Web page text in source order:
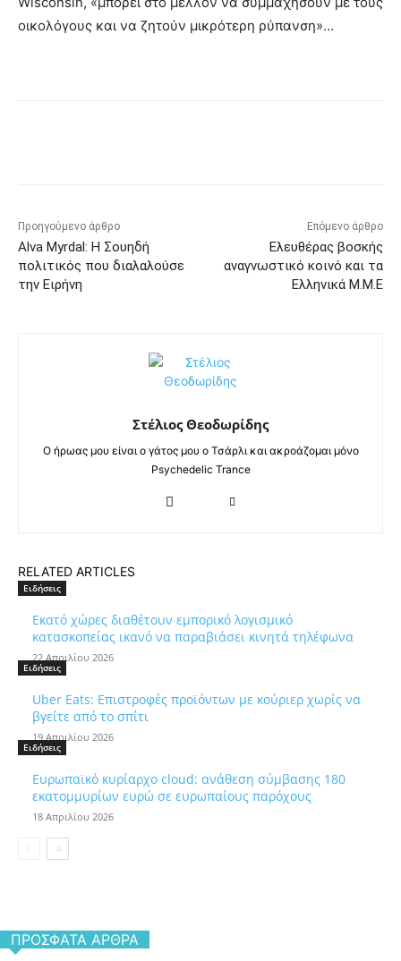
οικολόγους και να ζητούν μικρότερη ρύπανση»…
Προηγούμενο άρθρο
Alva Myrdal: Η Σουηδή
πολιτικός που διαλαλούσε
την Ειρήνη
Επόμενο άρθρο
Ελευθέρας βοσκής
αναγνωστικό κοινό και τα
Ελληνικά Μ.Μ.Ε
Στέλιος Θεοδωρίδης
Ο ήρωας μου είναι ο γάτος μου ο Τσάρλι και ακροάζομαι μόνο
Psychedelic Trance
RELATED ARTICLES
Ειδήσεις
Εκατό χώρες διαθέτουν εμπορικό λογισμικό
κατασκοπείας ικανό να παραβιάσει κινητά τηλέφωνα
22 Απριλίου 2026
Ειδήσεις
Uber Eats: Επιστροφές προϊόντων με κούριερ χωρίς να
βγείτε από το σπίτι
19 Απριλίου 2026
Ειδήσεις
Ευρωπαϊκό κυρίαρχο cloud: ανάθεση σύμβασης 180
εκατομμυρίων ευρώ σε ευρωπαίους παρόχους
18 Απριλίου 2026
ΠΡΌΣΦΑΤΑ ΆΡΘΡΑ